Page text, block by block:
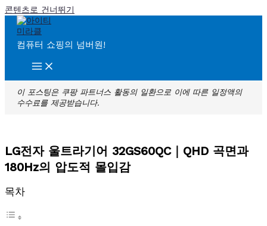
콘텐츠로 건너뛰기
컴퓨터 쇼핑의 넘버원!
이 포스팅은 쿠팡 파트너스 활동의 일환으로 이에 따른 일정액의
수수료를 제공받습니다.
LG전자 울트라기어 32GS60QC｜QHD 곡면과
180Hz의 압도적 몰입감
목차